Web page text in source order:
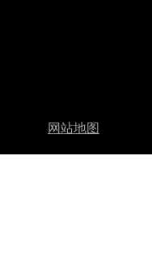
网站地图